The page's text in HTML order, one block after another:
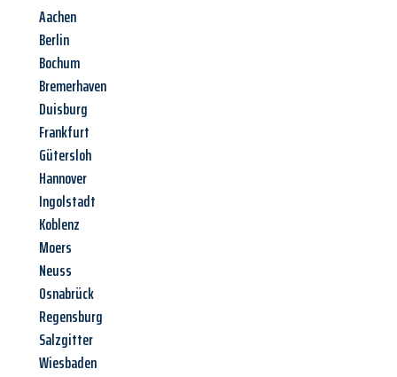
Aachen
Berlin
Bochum
Bremerhaven
Duisburg
Frankfurt
Gütersloh
Hannover
Ingolstadt
Koblenz
Moers
Neuss
Osnabrück
Regensburg
Salzgitter
Wiesbaden